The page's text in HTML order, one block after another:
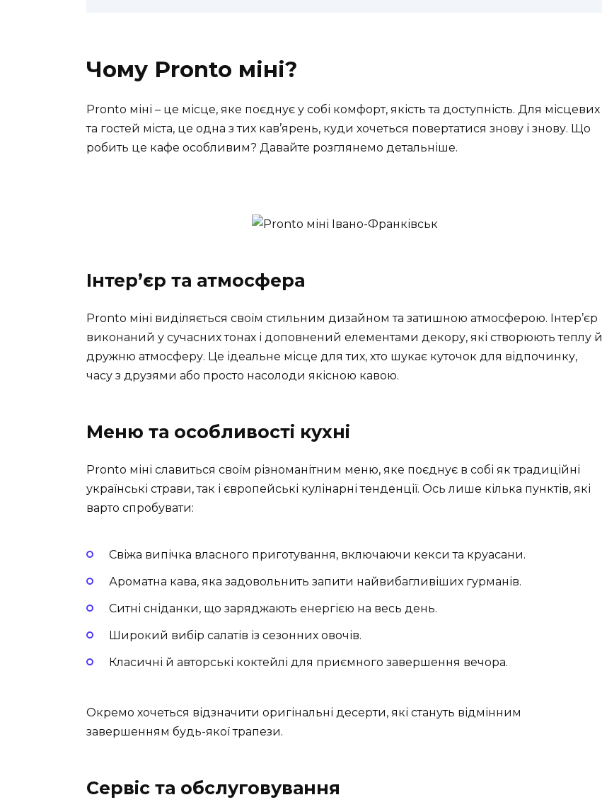
Чому Pronto міні?
Pronto міні – це місце, яке поєднує у собі комфорт, якість та доступність. Для місцевих
та гостей міста, це одна з тих кав’ярень, куди хочеться повертатися знову і знову. Що
робить це кафе особливим? Давайте розглянемо детальніше.
Інтер’єр та атмосфера
Pronto міні виділяється своїм стильним дизайном та затишною атмосферою. Інтер’єр
виконаний у сучасних тонах і доповнений елементами декору, які створюють теплу й
дружню атмосферу. Це ідеальне місце для тих, хто шукає куточок для відпочинку,
часу з друзями або просто насолоди якісною кавою.
Меню та особливості кухні
Pronto міні славиться своїм різноманітним меню, яке поєднує в собі як традиційні
українські страви, так і європейські кулінарні тенденції. Ось лише кілька пунктів, які
варто спробувати:
Свіжа випічка власного приготування, включаючи кекси та круасани.
Ароматна кава, яка задовольнить запити найвибагливіших гурманів.
Ситні сніданки, що заряджають енергією на весь день.
Широкий вибір салатів із сезонних овочів.
Класичні й авторські коктейлі для приємного завершення вечора.
Окремо хочеться відзначити оригінальні десерти, які стануть відмінним
завершенням будь-якої трапези.
Сервіс та обслуговування